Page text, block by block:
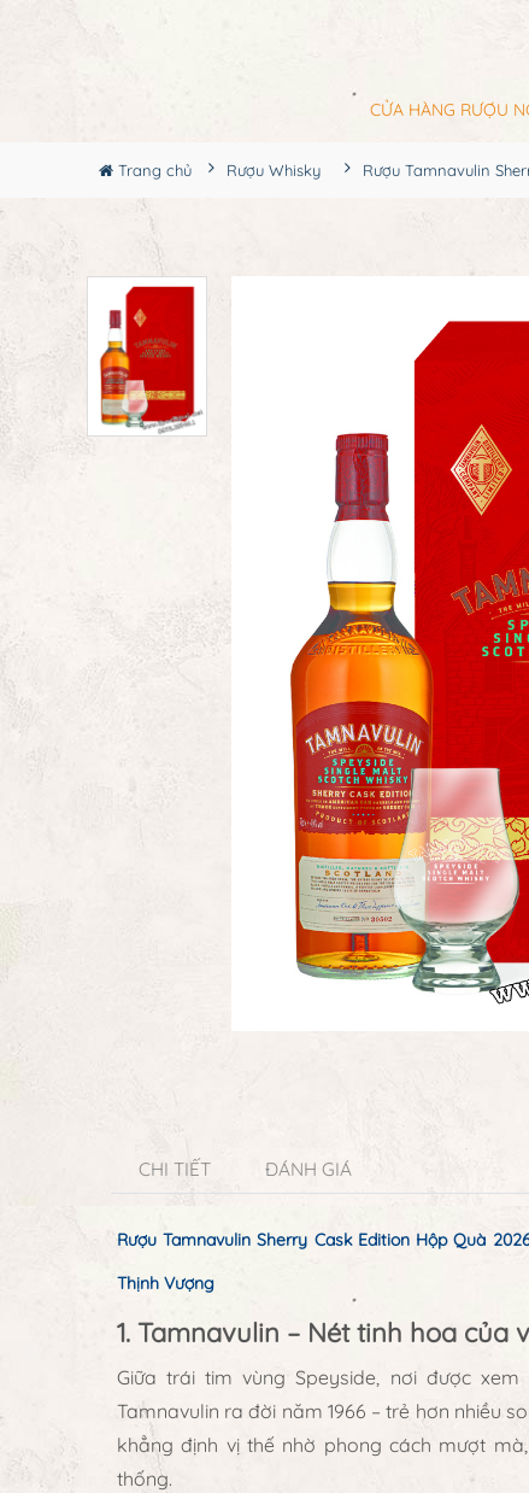
CỬA HÀNG RƯỢU
Trang chủ Rượu Whisky
CHI TIẾT ĐÁNH GIÁ
Rượu Tamnavulin Sherry Cask Edition Hộp Quà
Thịnh Vượng
1. Tamnavulin – Nét tinh hoa của
Giữa trái tim vùngSpeyside, nơi được xem
Tamnavulin ra đời năm 1966 – trẻ hơn nhiều
khẳng định vị thế nhờ phong cách mượt
thống.